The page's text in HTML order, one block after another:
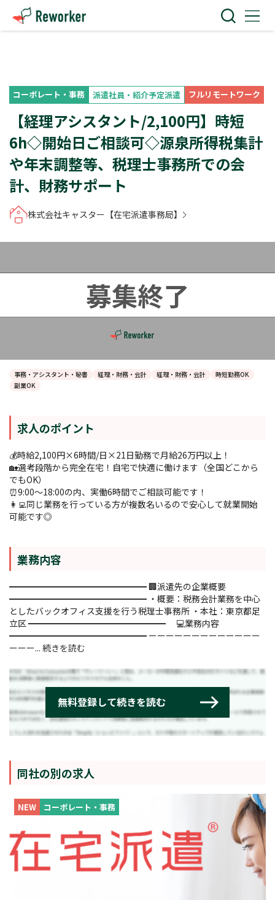
コーポレート・事務 派遣社員・紹介予定派遣 フルリモートワーク
【経理アシスタント/2,100円】時短
6h◇開始日ご相談可◇源泉所得税集計
や年末調整等、税理士事務所での会
計、財務サポート
株式会社キャスター【在宅派遣事務局】
事務・アシスタント・秘書 経理・財務・会計 経理・財務・会計
時短勤務OK
副業OK
求人のポイント
💰時給2,100円×6時間/日×21日勤務で月給26万円以上！
🏡選考段階から完全在宅！自宅で快適に働けます（全国どこから
でもOK）
⏰9:00～18:00の内、実働6時間でご相談可能です！
👩‍💻同じ業務を行っている方が複数名いるので安心して就業開始
可能です◎
業務内容
━━━━━━━━━━━━━━━━ 🏢派遣先の企業概要
━━━━━━━━━━━━━━━━ ・概要：税務会計業務を中心
としたバックオフィス支援を行う税理士事務所 ・本社：東京都足
立区 ━━━━━━━━━━━━━━━━ 💻業務内容
━━━━━━━━━━━━━━━━ ーーーーーーーーーーーーー
ーーー... 続きを読む
同社の別の求人
NEW コーポレート・事務